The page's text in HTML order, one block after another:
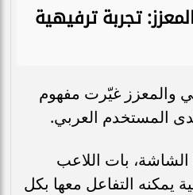
تجربة ترفيهية
والمعزز غيّرت مفهوم
المستخدم العربي.
بات اللاعب
يمكنه التفاعل معها بكل